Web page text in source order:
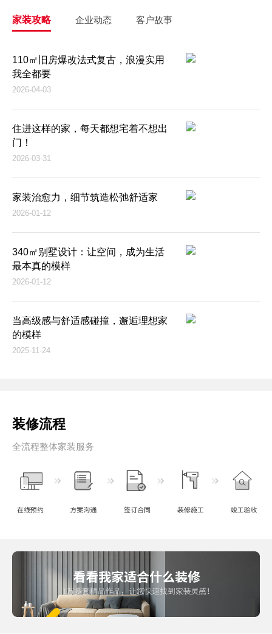
家装攻略 企业动态 客户故事
110㎡旧房爆改法式复古，浪漫实用
我全都要
2026-04-03
住进这样的家，每天都想宅着不想出
门！
2026-03-31
家装治愈力，细节筑造松弛舒适家
2026-01-12
340㎡别墅设计：让空间，成为生活
最本真的模样
2026-01-12
当高级感与舒适感碰撞，邂逅理想家
的模样
2025-11-24
装修流程
全流程整体家装服务